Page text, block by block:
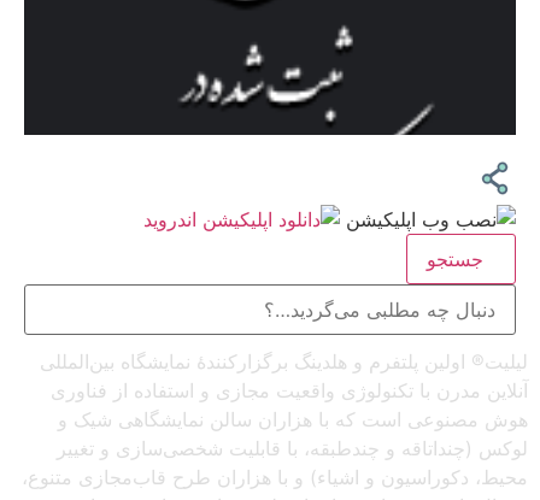
جستجو
لیلیت® اولین پلتفرم و هلدینگ برگزارکنندهٔ نمایشگاه بین‌المللی
آنلاین مدرن با تکنولوژی واقعیت مجازی و استفاده از فناوری
هوش مصنوعی است که با هزاران سالن نمایشگاهی شیک و
لوکس (چنداتاقه و چندطبقه، با قابلیت شخصی‌سازی و تغییر
محیط، دکوراسیون و اشیاء) و با هزاران طرح قاب‌مجازی متنوع،